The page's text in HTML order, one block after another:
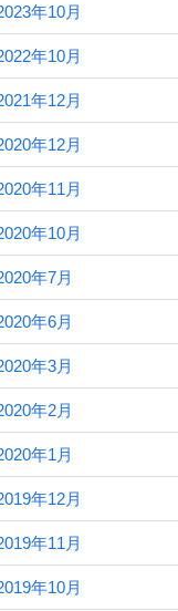
年10月
年10月
年12月
年12月
年11月
年10月
年7月
年6月
年3月
年2月
年1月
年12月
年11月
年10月